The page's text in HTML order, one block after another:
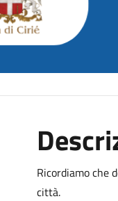
Ricordiamo che
città.